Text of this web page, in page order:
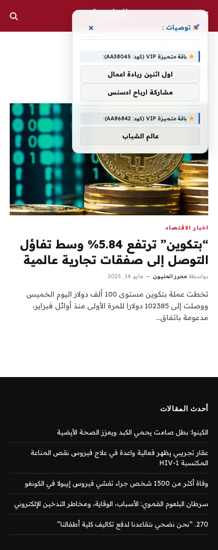
التوصل
اخبار الاقتصاد
“بتكوين” ترتفع 5.84% وسط تفاؤل
التوصل إلى صفقات تجارية عالمية
بواسطة محرر المليون مايو 14, 2025
تخطت عملة بتكوين مستوى 100 ألف دولار اليوم الخميس
ووصلت إلى 102385 دولارا للمرة الأولى منذ أوائل فبراير،
مدعومة باتفاق…
أحدث المقالات
الكينوا: بطل صامت يحمي الكبد ويعزز الصحة الأيضية
عقار تجريبي يظهر فعالية واعدة في علاج فيروس نقص المناعة
المكتسبة HIV-1
وفاة أكثر من 1500 شخص جراء تفشي فيروس إيبولا في الكونغو
سرطان البلعوم الفموي: الأسباب، الوقاية، ومخاطر التدخين الإلكتروني
270. “نحن نضحي بتقاعدنا لدفع تكاليف كلية أطفالنا”
توصيات : ×
باقة متميزة VIP (كود: AA38045):
اول اثنين ريادة اعمال
مشاركة ارباح ادسنس
باقة متميزة VIP (كود: AA86842):
عالم الشباب